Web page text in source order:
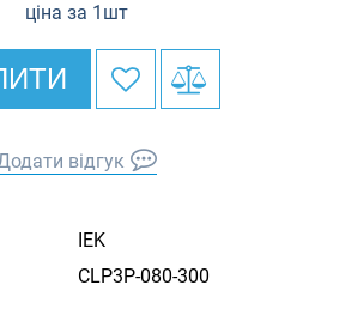
ціна за 1шт
відгук
IEK
CLP3P-080-300